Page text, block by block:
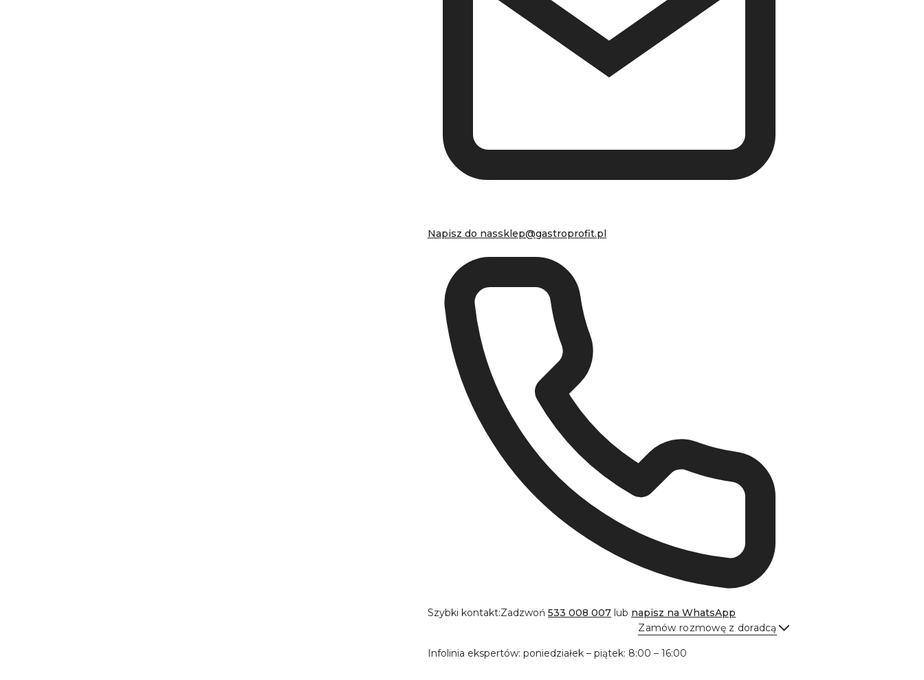
Napisz do nassklep@gastroprofit.pl
Szybki kontakt:Zadzwoń 533 008 007 lub napisz na WhatsApp
Zamów rozmowę z doradcą
Infolinia ekspertów: poniedziałek – piątek: 8:00 – 16:00